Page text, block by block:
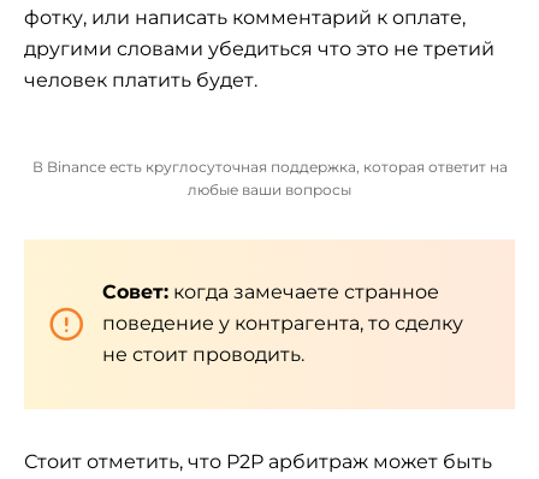
фотку, или написать комментарий к оплате,
другими словами убедиться что это не третий
человек платить будет.
В Binance есть круглосуточная поддержка, которая ответит на
любые ваши вопросы
Совет: когда замечаете странное
поведение у контрагента, то сделку
не стоит проводить.
Стоит отметить, что P2P арбитраж может быть